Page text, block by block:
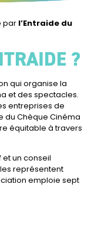
par l’Entraide du
?
qui organise la
et des spectacles.
entreprises de
du Chèque Cinéma
équitable à travers
et un conseil
représentent
emploie sept